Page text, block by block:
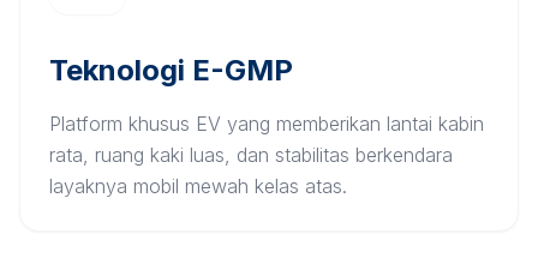
Teknologi E-GMP
Platform khusus EV yang memberikan lantai kabin
rata, ruang kaki luas, dan stabilitas berkendara
layaknya mobil mewah kelas atas.